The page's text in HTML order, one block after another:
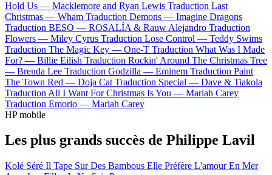
Hold Us — Macklemore and Ryan Lewis Traduction Last
Christmas — Wham Traduction Demons — Imagine Dragons
Traduction BESO — ROSALÍA & Rauw Alejandro Traduction
Flowers — Miley Cyrus Traduction Lose Control — Teddy Swims
Traduction The Magic Key — One-T Traduction What Was I Made
For? — Billie Eilish Traduction Rockin' Around The Christmas Tree
— Brenda Lee Traduction Godzilla — Eminem Traduction Paint
The Town Red — Doja Cat Traduction Special — Dave & Tiakola
Traduction All I Want For Christmas Is You — Mariah Carey
Traduction Emorio — Mariah Carey
HP mobile
Les plus grands succès de Philippe Lavil
Kolé Séré Il Tape Sur Des Bambous Elle Préfère L'amour En Mer